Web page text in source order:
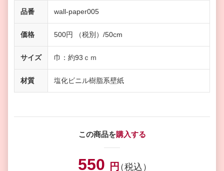
品番 wall-paper005
価格 500円 （税別）/50cm
サイズ 巾：約93ｃｍ
材質 塩化ビニル樹脂系壁紙
この商品を購入する
550 円（税込）